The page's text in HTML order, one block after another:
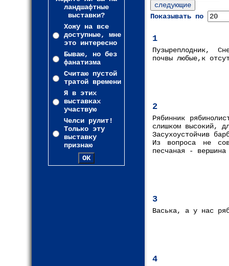
ландшафтные
выставки?
Хожу на все
доступные, мне
это интересно
Бываю, но без
фанатизма
Считаю пустой
тратой времени
Я в этих
выставках
участвую
Челси рулит!
Только эту
выставку
признаю
Показывать по
1
Пузыреплодник,
почвы любые,к
2
Рябинник
слишком высокий,
Засухоустойчив
Из вопроса не
песчаная -
3
Васька, а у нас
4